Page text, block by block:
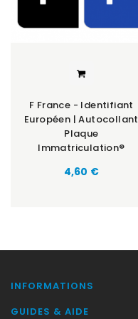
F France - Identifiant
Européen | Autocollant
Plaque
Immatriculation®
Prix
4,60 €
INFORMATIONS
GUIDES & AIDE